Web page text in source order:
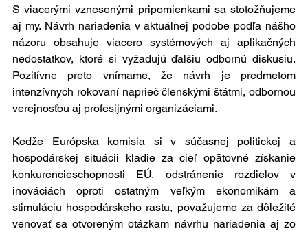
S viacerými vznesenými pripomienkami sa stotožňujeme
aj my. Návrh nariadenia v aktuálnej podobe podľa nášho
názoru obsahuje viacero systémových aj aplikačných
nedostatkov, ktoré si vyžadujú ďalšiu odbornú diskusiu.
Pozitívne preto vnímame, že návrh je predmetom
intenzívnych rokovaní naprieč členskými štátmi, odbornou
verejnosťou aj profesijnými organizáciami.
Keďže Európska komisia si v súčasnej politickej a
hospodárskej situácii kladie za cieľ opätovné získanie
konkurencieschopnosti EÚ, odstránenie rozdielov v
inováciách oproti ostatným veľkým ekonomikám a
stimuláciu hospodárskeho rastu, považujeme za dôležité
venovať sa otvoreným otázkam návrhu nariadenia aj zo